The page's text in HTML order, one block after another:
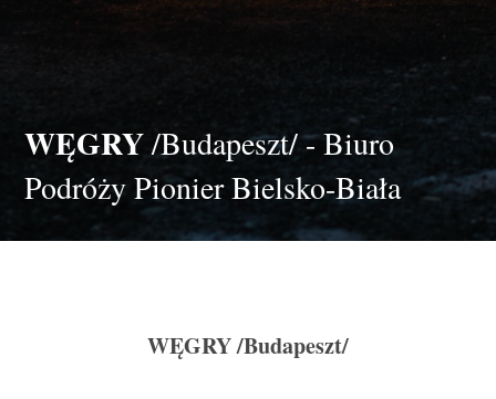
WĘGRY/Budapeszt/ - Biuro
Podróży Pionier Bielsko-Biała
WĘGRY/Budapeszt/